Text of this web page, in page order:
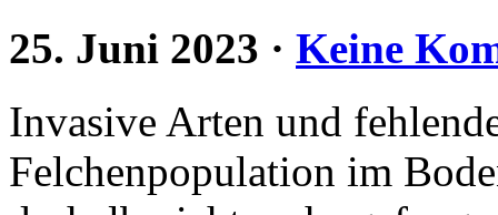
25. Juni 2023 · Keine
Invasive Arten und
Felchenpopulation im